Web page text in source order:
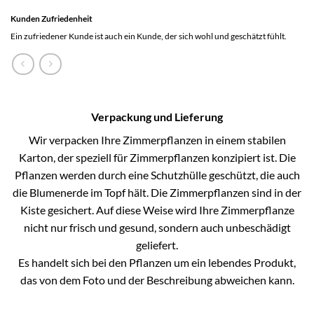
Kunden Zufriedenheit
Ein zufriedener Kunde ist auch ein Kunde, der sich wohl und geschätzt fühlt.
Verpackung und Lieferung
Wir verpacken Ihre Zimmerpflanzen in einem stabilen
Karton, der speziell für Zimmerpflanzen konzipiert ist. Die
Pflanzen werden durch eine Schutzhülle geschützt, die auch
die Blumenerde im Topf hält. Die Zimmerpflanzen sind in der
Kiste gesichert. Auf diese Weise wird Ihre Zimmerpflanze
nicht nur frisch und gesund, sondern auch unbeschädigt
geliefert.
Es handelt sich bei den Pflanzen um ein lebendes Produkt,
das von dem Foto und der Beschreibung abweichen kann.